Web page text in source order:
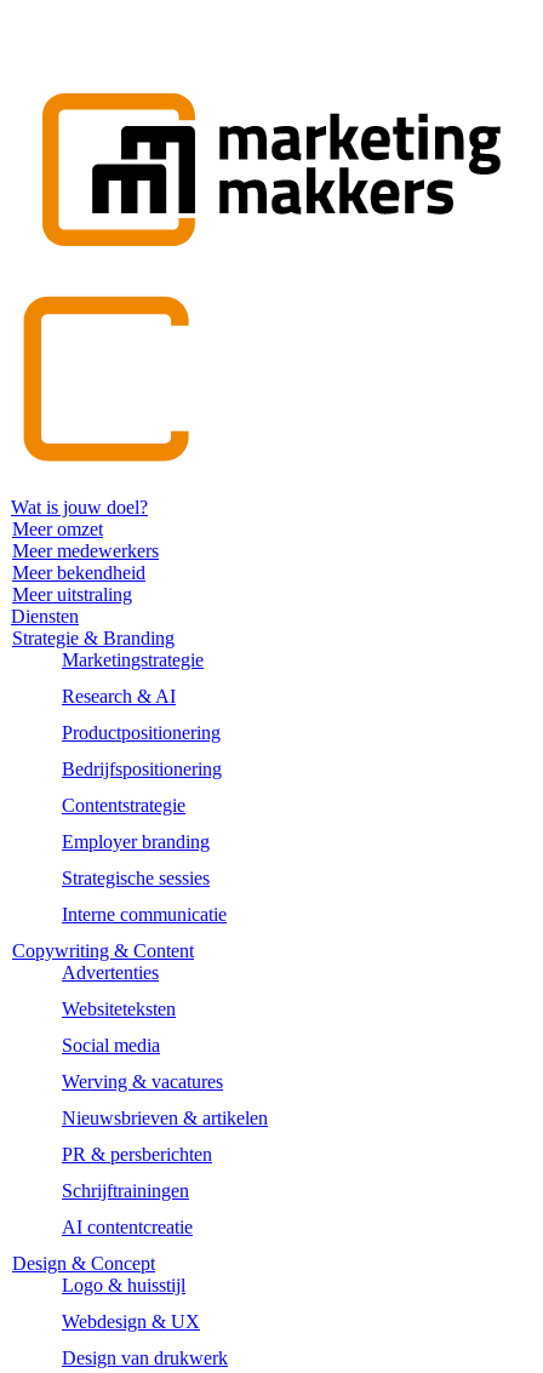
Wat is jouw doel?
Meer omzet
Meer medewerkers
Meer bekendheid
Meer uitstraling
Diensten
Strategie & Branding
Marketingstrategie
Research & AI
Productpositionering
Bedrijfspositionering
Contentstrategie
Employer branding
Strategische sessies
Interne communicatie
Copywriting & Content
Advertenties
Websiteteksten
Social media
Werving & vacatures
Nieuwsbrieven & artikelen
PR & persberichten
Schrijftrainingen
AI contentcreatie
Design & Concept
Logo & huisstijl
Webdesign & UX
Design van drukwerk